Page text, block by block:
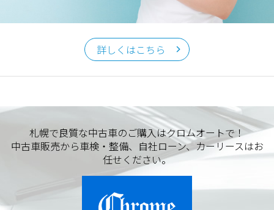
詳しくはこちら
札幌で良質な中古車のご購入はクロムオートで！
中古車販売から車検・整備、自社ローン、カーリースはお
任せください。